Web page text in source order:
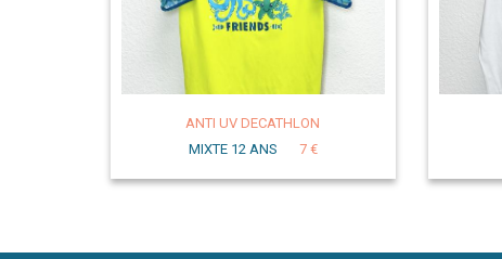
ANTI UV DECATHLON
MIXTE 12 ANS
7 €